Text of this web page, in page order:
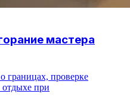
мастера
границах, проверке
при